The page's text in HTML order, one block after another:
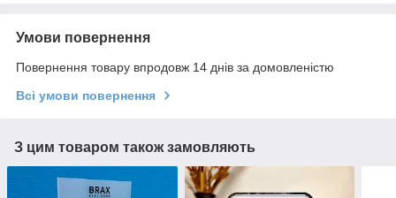
Умови повернення
Повернення товару впродовж 14 днів за домовленістю
Всі умови повернення
З цим товаром також замовляють